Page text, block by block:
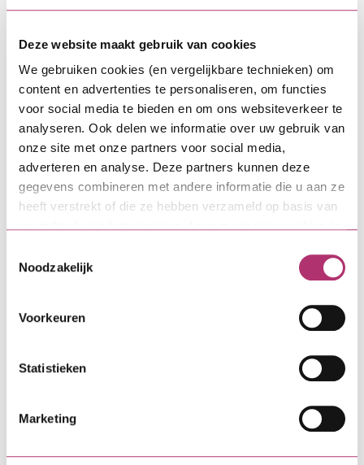
Deze website maakt gebruik van cookies
We gebruiken cookies (en vergelijkbare technieken) om
content en advertenties te personaliseren, om functies
voor social media te bieden en om ons websiteverkeer te
analyseren. Ook delen we informatie over uw gebruik van
onze site met onze partners voor social media,
adverteren en analyse. Deze partners kunnen deze
gegevens combineren met andere informatie die u aan ze
heeft verstrekt of die ze hebben verzameld op basis van
Noodzakelijk
Voorkeuren
Statistieken
Marketing
Veel aanvragen? Neem van tevoren contact op met
aanvragen van het Haagse CPO-project begeleid.
“We zijn van het begin van het project samen
opgetrokken. Wat je hier als financieel adviseur van
kunt leren? Neem in een vroeg stadium contact op,
als er een pakketje aanvragen aankomt. Dat
kunnen we samen kijken hoe we het
aanvraagproces zo goed mogelijk kunnen laten
3 tips van Jamie voor financieel
Communiceer proactief met je klanten. Stijgt
een deadline aan? Vertel het. Dat scheelt ook
weer telefoontjes. Bij dit project hebben we
aangemaakt waar de antwoorden van alle